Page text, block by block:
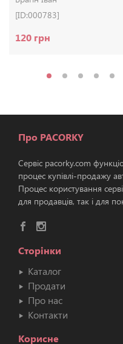
[ID:000783]
120 грн
Про PACORKY
Сервіс pacorky.com
процес купівлі-продажу
Процес користування
для продавців, так і для
Сторінки
Каталог
Продати
Про нас
Контакти
Корисне